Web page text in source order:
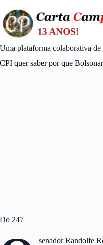
content
Uma plataforma colaborativa de
CPI quer saber por que
Do 247
senador Randolfe